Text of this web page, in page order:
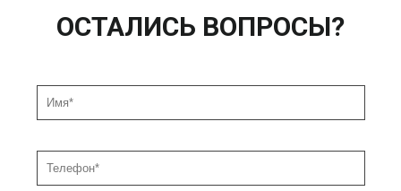
ОСТАЛИСЬ ВОПРОСЫ?